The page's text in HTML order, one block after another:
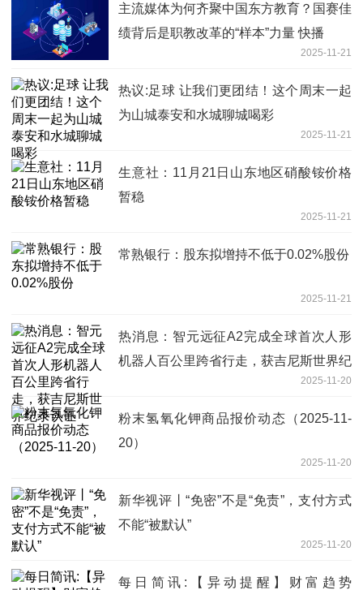
主流媒体为何齐聚中国东方教育？国赛佳
绩背后是职教改革的“样本”力量 快播
2025-11-21
热议:足球 让我们更团结！这个周末一起
为山城泰安和水城聊城喝彩
2025-11-21
生意社：11月21日山东地区硝酸铵价格
暂稳
2025-11-21
常熟银行：股东拟增持不低于0.02%股份
2025-11-21
热消息：智元远征A2完成全球首次人形
机器人百公里跨省行走，获吉尼斯世界纪
2025-11-20
粉末氢氧化钾商品报价动态（2025-11-
20）
2025-11-20
新华视评丨“免密”不是“免责”，支付方式
不能“被默认”
2025-11-20
每日简讯:【异动提醒】财富趋势